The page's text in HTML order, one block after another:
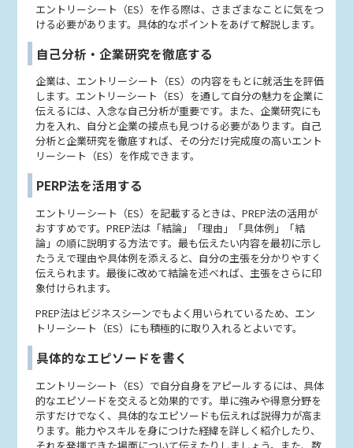
エントリーシート（ES）を作る際は、さまざまなことに気をつ
ける必要があります。具体的なポイントをあげて解説します。
自己分析・企業研究を徹底する
企業は、エントリーシート（ES）の内容をもとに就活生を評価
します。エントリーシート（ES）を通して自分の魅力を企業に
伝えるには、入念な自己分析が重要です。また、企業研究にも
力を入れ、自分と企業の接点も見つける必要があります。自己
分析と企業研究を徹底すれば、その分だけ完成度の高いエント
リーシート（ES）を作成できます。
PERP法を活用する
エントリーシート（ES）を記載するときは、PREP法の活用が
おすすめです。PREP法は「結論」「理由」「具体例」「結
論」の順に説明する方法です。最も伝えたい内容を最初に示し
たうえで理由や具体例を添えると、自分の主張を分かりやすく
伝えられます。最後に改めて結論を述べれば、主張をさらに印
象付けられます。
PREP法はビジネスシーンでもよく用いられているため、エン
トリーシート（ES）にも積極的に取り入れるとよいです。
具体的なエピソードを書く
エントリーシート（ES）で自分自身をアピールするには、具体
的なエピソードを交えると効果的です。単に強みや得意分野を
示すだけでなく、具体的なエピソードも伝えれば説得力が高ま
ります。能力やスキルを身につけた経緯を詳しく紹介したり、
それを発揮できた場面について伝えたりしましょう。また、数